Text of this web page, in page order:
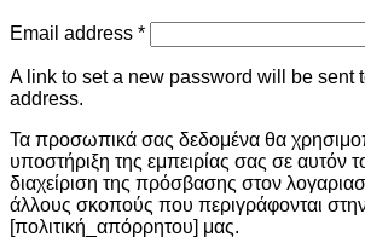
Email address *
A link to set a new password will be sent
address.
Τα προσωπικά σας δεδομένα θα
υποστήριξη της εμπειρίας σας σε αυτόν
διαχείριση της πρόσβασης στον
άλλους σκοπούς που περιγράφονται
[πολιτική_απόρρητου] μας.